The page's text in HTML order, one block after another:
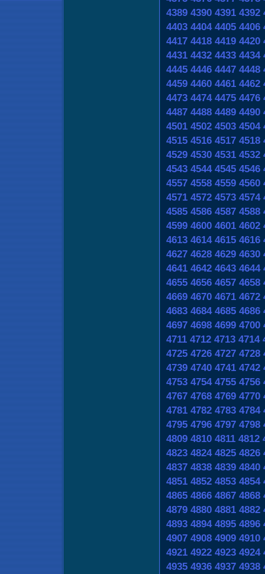
4389 4390 4391 4392
4403 4404 4405 4406
4417 4418 4419 4420
4431 4432 4433 4434
4445 4446 4447 4448
4459 4460 4461 4462
4473 4474 4475 4476
4487 4488 4489 4490
4501 4502 4503 4504
4515 4516 4517 4518
4529 4530 4531 4532
4543 4544 4545 4546
4557 4558 4559 4560
4571 4572 4573 4574
4585 4586 4587 4588
4599 4600 4601 4602
4613 4614 4615 4616
4627 4628 4629 4630
4641 4642 4643 4644
4655 4656 4657 4658
4669 4670 4671 4672
4683 4684 4685 4686
4697 4698 4699 4700
4711 4712 4713 4714
4725 4726 4727 4728
4739 4740 4741 4742
4753 4754 4755 4756
4767 4768 4769 4770
4781 4782 4783 4784
4795 4796 4797 4798
4809 4810 4811 4812
4823 4824 4825 4826
4837 4838 4839 4840
4851 4852 4853 4854
4865 4866 4867 4868
4879 4880 4881 4882
4893 4894 4895 4896
4907 4908 4909 4910
4921 4922 4923 4924
4935 4936 4937 4938